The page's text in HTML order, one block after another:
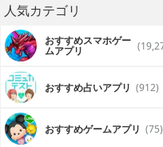
人気カテゴリ
おすすめスマホゲー
ムアプリ
おすすめ占いアプリ (912)
おすすめゲームアプリ (75)